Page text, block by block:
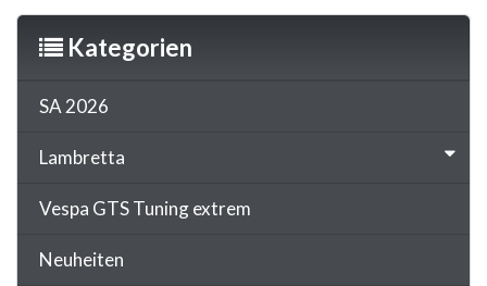
Kategorien
SA 2026
Lambretta
Vespa GTS Tuning extrem
Neuheiten